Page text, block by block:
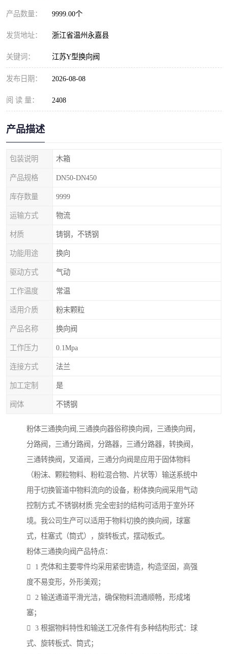
产品数量： 9999.00个
发货地址： 浙江省温州永嘉县
关键词： 江苏Y型换向阀
发布日期： 2026-08-08
阅 读 量： 2408
产品描述
包装说明 木箱
产品规格 DN50-DN450
库存数量 9999
运输方式 物流
材质 铸钢，不锈钢
功能用途 换向
驱动方式 气动
工作温度 常温
适用介质 粉末颗粒
产品名称 换向阀
工作压力 0.1Mpa
连接方式 法兰
加工定制 是
阀体 不锈钢
粉体三通换向阀,三通换向器俗称换向阀，三通换向阀，
分路阀，三通分路阀，分路器，三通分路器，转换阀，
三通转换阀，叉道阀，三通分向阀是应用于固体物料
（粉沫、颗粒物料、粉粒混合物、片状等）输送系统中
用于切换管道中物料流向的设备，粉体换向阀采用气动
控制方式,不锈钢材质.完全密封的结构可适用于室外环
境。我公司生产可以适用于物料切换的换向阀，球塞
式，柱塞式（筒式），旋转板式，摆动板式。
粉体三通换向阀产品特点：
 1 壳体和主要零件均采用紧密铸造，构造坚固，高强
度不易变形，外形美观；
 2 输送通道平滑光洁，确保物料流通顺畅，形成堵
塞；
 3 根据物料特性和输送工况条件有多种结构形式：球
式、旋转板式、筒式；